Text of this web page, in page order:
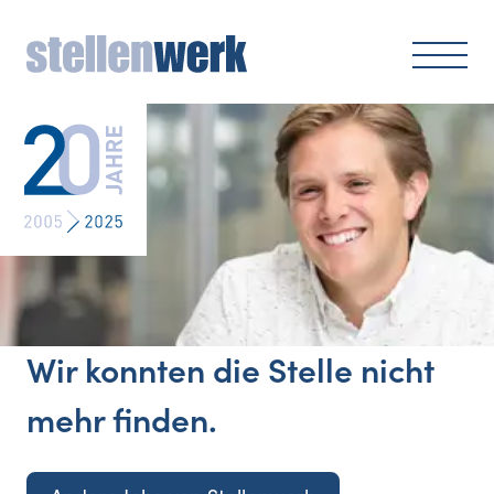
Wir konnten die Stelle nicht
mehr finden.